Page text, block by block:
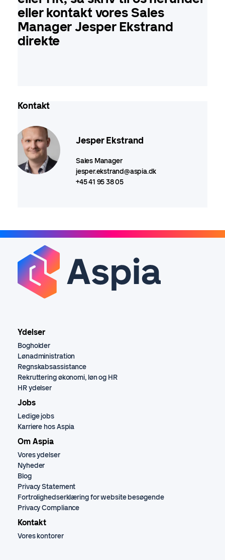
eller kontakt vores Sales
Manager Jesper Ekstrand
direkte
Kontakt
Jesper Ekstrand
Sales Manager
jesper.ekstrand@aspia.dk
+45 41 95 38 05
Ydelser
Bogholder
Lønadministration
Regnskabsassistance
Rekruttering økonomi, løn og HR
HR ydelser
Jobs
Ledige jobs
Karriere hos Aspia
Om Aspia
Vores ydelser
Nyheder
Blog
Privacy Statement
Fortrolighedserklæring for website besøgende
Privacy Compliance
Kontakt
Vores kontorer